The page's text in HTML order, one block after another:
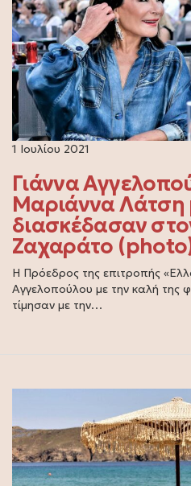
1 Ιουλίου 2021
Γιάννα
Μαριάννα Λάτση
διασκέδασαν
Ζαχαράτο
Η Πρόεδρος της επιτροπής
Αγγελοπούλου με την καλή της
τίμησαν με την…